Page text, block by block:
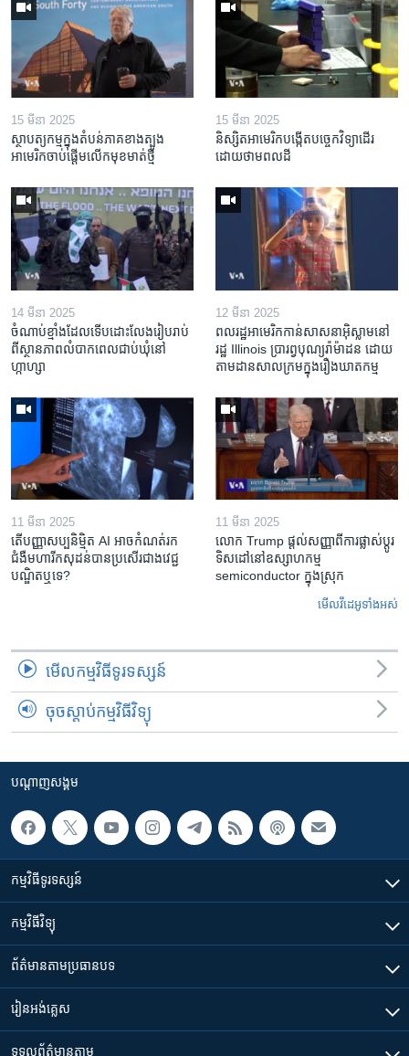
15 មីនា 2025
ស្ថាបត្យកម្ម​ក្នុង​តំបន់​ភាគ​ខាង​ត្បូង​
អាមេរិក​ចាប់ផ្តើម​លើក​មុខមាត់​ថ្មី
15 មីនា 2025
និស្សិត​អាមេរិក​បង្កើត​បច្ចេកវិទ្យា​ដើរ​
ដោយ​ថាមពល​ដី
14 មីនា 2025
ចំណាប់ខ្មាំង​ដែល​ទើប​ដោះលែង​រៀបរាប់​
ពី​ស្ថានភាព​​លំបាក​ពេល​ជាប់​ឃុំ​នៅ​
ហ្កាហ្សា
12 មីនា 2025
ពលរដ្ឋអាមេរិក​កាន់សាសនា​អ៊ិស្លាម​នៅ
រដ្ឋ Illinois ​ប្រារព្វបុណ្យរ៉ាម៉ាដន ​ដោយ​
តាម​ដាន​​សាលក្រមក្នុងរឿងឃាតកម្ម
11 មីនា 2025
តើ​បញ្ញាសប្បនិម្មិត​ AI អាច​កំណត់​រក​
ជំងឺមហារីក​សុដន់​បាន​ប្រសើរ​ជាង​វេជ្ជ
បណ្ឌិត​ឬ​ទេ?
11 មីនា 2025
លោក Trump ផ្តល់សញ្ញាពីការផ្លាស់ប្តូរ
ទិសដៅនៅឧស្សាហកម្ម
semiconductor ក្នុងស្រុក
មើល​វីដេអូ​ទាំង​អស់
មើល​កម្មវិធី​ទូរទស្សន៍
ចុចស្តាប់កម្មវិធីវិទ្យុ
បណ្តាញ​សង្គម
កម្មវិធី​ទូរទស្សន៍
កម្មវិធី​វិទ្យុ
ព័ត៌មាន​តាមប្រធានបទ​
រៀន​​អង់គ្លេស
ទទួល​ព័ត៌មាន​តាម